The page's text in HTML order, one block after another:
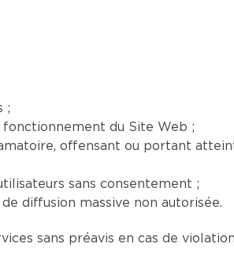
;
du Site Web ;
offensant ou portant
sans consentement ;
diffusion massive non autorisée.
sans préavis en cas de